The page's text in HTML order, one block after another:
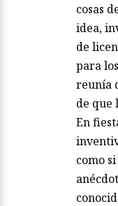
cosas
idea,
de
para
reunía
de que
En
como